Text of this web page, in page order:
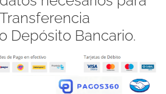
Depósito Bancario.